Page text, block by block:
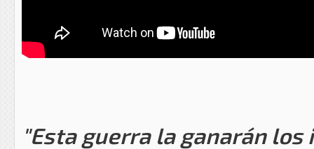
"Esta guerra la ganarán